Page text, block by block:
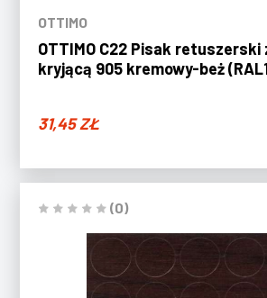
OTTIMO
OTTIMO C22 Pisak retuszerski
kryjącą 905 kremowy-beż
31,45ZŁ
(0)